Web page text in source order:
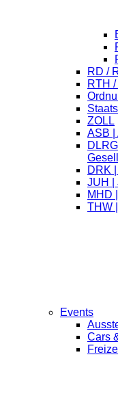
RD /
RTH /
ZOLL
ASB |
DRK
JUH |
MHD
THW
Events
Cars